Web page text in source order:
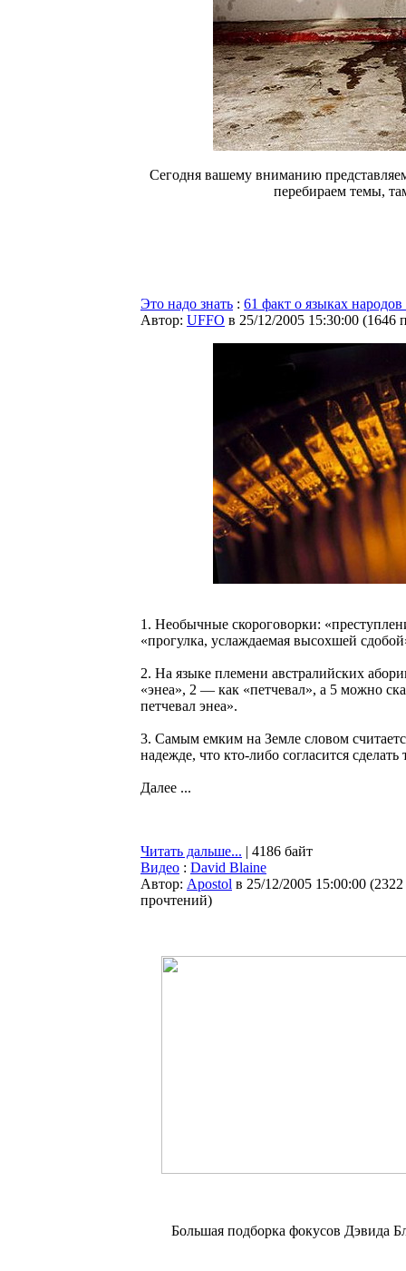
Сегодня вашему вниманию
перебираем темы,
Это надо знать : 61 факт о языках
Автор: UFFO в 25/12/2005 15:30:00 (1646
1. Необычные скороговорки:
«прогулка, услаждаемая высохшей
2. На языке племени австралийских
«энеа», 2 — как «петчевал», а 5 можно
петчевал энеа».
3. Самым емким на Земле словом
надежде, что кто-либо согласится
Далее ...
Читать дальше... | 4186 байт
Видео : David Blaine
Автор: Apostol в 25/12/2005 15:00:00 (2322
прочтений)
Большая подборка фокусов Дэвида